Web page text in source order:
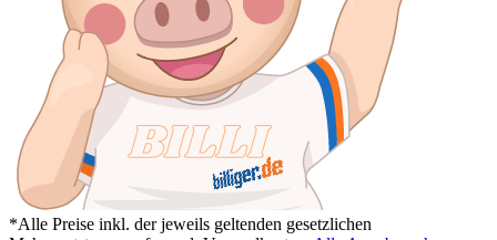
*Alle Preise inkl. der jeweils geltenden gesetzlichen